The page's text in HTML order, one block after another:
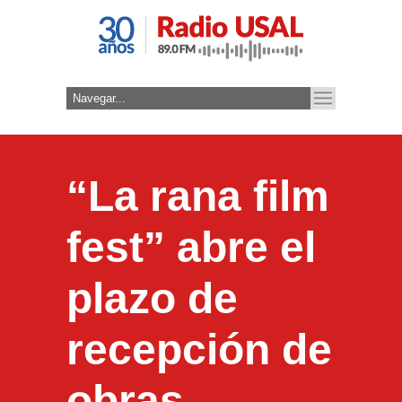
“La rana film
fest” abre el
plazo de
recepción de